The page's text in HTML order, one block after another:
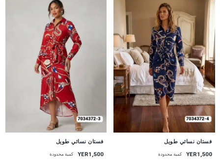
فستان نسائي طويل
YER1,500 كمية محدودة
فستان نسائي طويل
YER1,500 كمية محدودة